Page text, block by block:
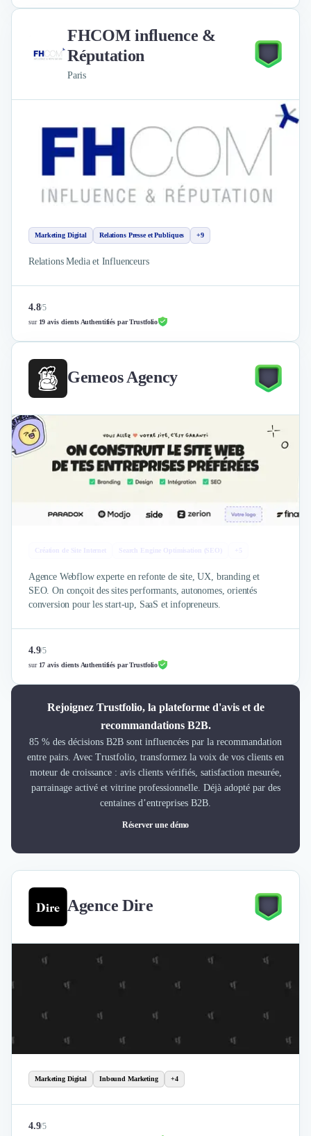
FHCOM influence &
Réputation
Paris
Marketing Digital Relations Presse et Publiques +9
Relations Media et Influenceurs
4.8/5
sur 19 avis clients Authentifiés par Trustfolio
Gemeos Agency
Création de Site Internet Search Engine Optimisation (SEO) +5
Agence Webflow experte en refonte de site, UX, branding et
SEO. On conçoit des sites performants, autonomes, orientés
conversion pour les start-up, SaaS et infopreneurs.
4.9/5
sur 17 avis clients Authentifiés par Trustfolio
Rejoignez Trustfolio, la plateforme d'avis et de
recommandations B2B.
85 % des décisions B2B sont influencées par la recommandation
entre pairs. Avec Trustfolio, transformez la voix de vos clients en
moteur de croissance : avis clients vérifiés, satisfaction mesurée,
parrainage activé et vitrine professionnelle. Déjà adopté par des
centaines d’entreprises B2B.
Réserver une démo
Agence Dire
Marketing Digital Inbound Marketing +4
4.9/5